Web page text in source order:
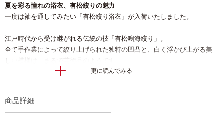
夏を彩る憧れの浴衣、有松絞りの魅力
一度は袖を通してみたい「有松絞り浴衣」が入荷いたしました。
江戸時代から受け継がれる伝統の技「有松鳴海絞り」。
全て手作業によって絞り上げられた独特の凹凸と、白く浮かび上がる美
しい模様は、まるで芸術品のようです。
更に読んでみる
商品詳細